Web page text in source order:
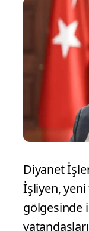
Diyanet
İşliyen,
gölgesinde